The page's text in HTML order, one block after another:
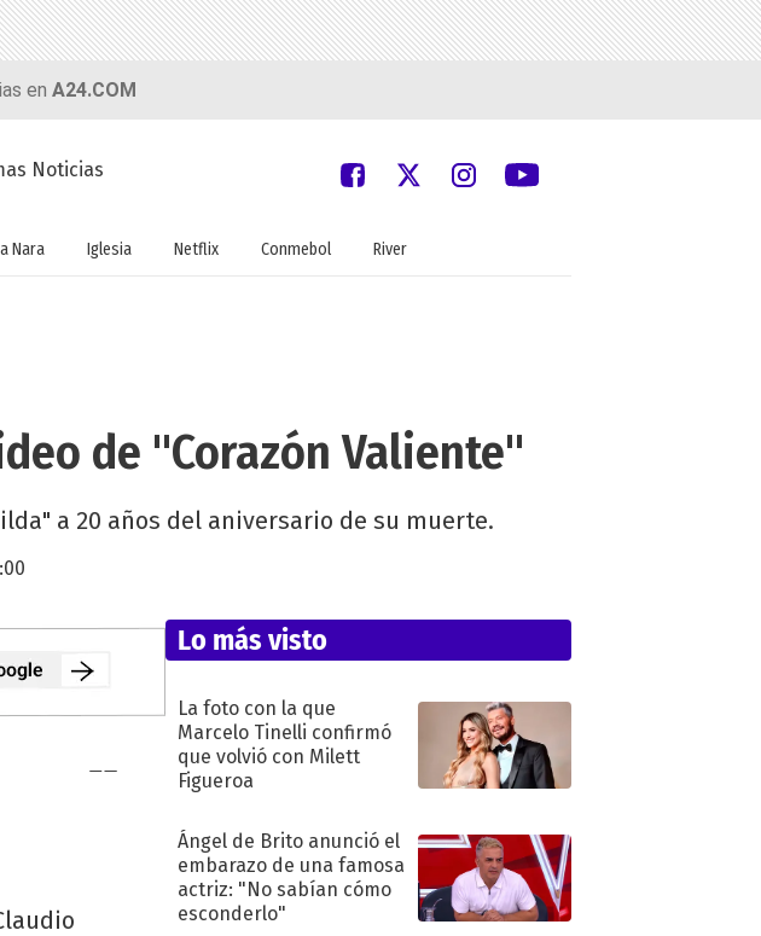
en A24.COM
Noticias
Nara Iglesia Netflix Conmebol River
de "Corazón Valiente"
a 20 años del aniversario de su muerte.
Lo más visto
La foto con la que
Marcelo Tinelli confirmó
que volvió con Milett
Figueroa
Ángel de Brito anunció el
embarazo de una famosa
actriz: "No sabían cómo
esconderlo"